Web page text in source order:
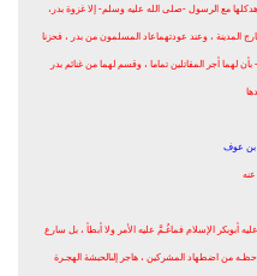
مع الرسول -صلى الله عليه وسلم- إلا غزوة بدر،
المدينة ، وعند عودتهماعاد المسلمون من بدر ، فحزنا
لهما أجر المقاتلين تماما ، وقسم لهما من غنائم بدر
أبوبكر الإسلام فماغُـمَّ عليه الأمر ولا أبطأ ، بل سارع
من اضطهاد المشركين ، هاجر إلىالحبشة الهجـرة